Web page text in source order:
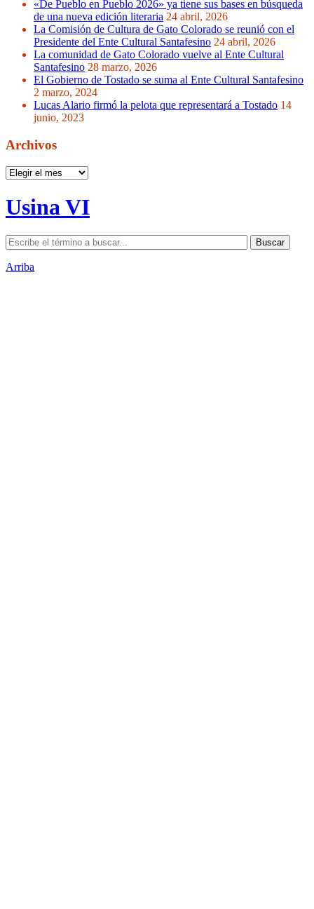
«De Pueblo en Pueblo 2026» ya tiene sus bases en búsqueda
de una nueva edición literaria 24 abril, 2026
La Comisión de Cultura de Gato Colorado se reunió con el
Presidente del Ente Cultural Santafesino 24 abril, 2026
La comunidad de Gato Colorado vuelve al Ente Cultural
Santafesino 28 marzo, 2026
El Gobierno de Tostado se suma al Ente Cultural Santafesino
2 marzo, 2024
Lucas Alario firmó la pelota que representará a Tostado 14
junio, 2023
Archivos
Archivos
Usina VI
Arriba